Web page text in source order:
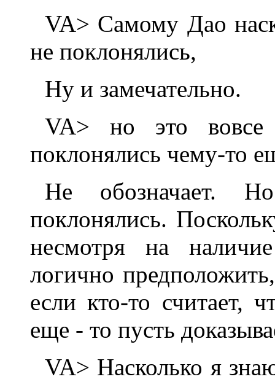
VA> Самому Дао
не поклонялись,
Hу и замечательно.
VA> но это
поклонялись чему-то
Hе обозначает.
поклонялись.
несмотря на
логично
если кто-то считает,
еще - то пусть
VA> Hасколько я